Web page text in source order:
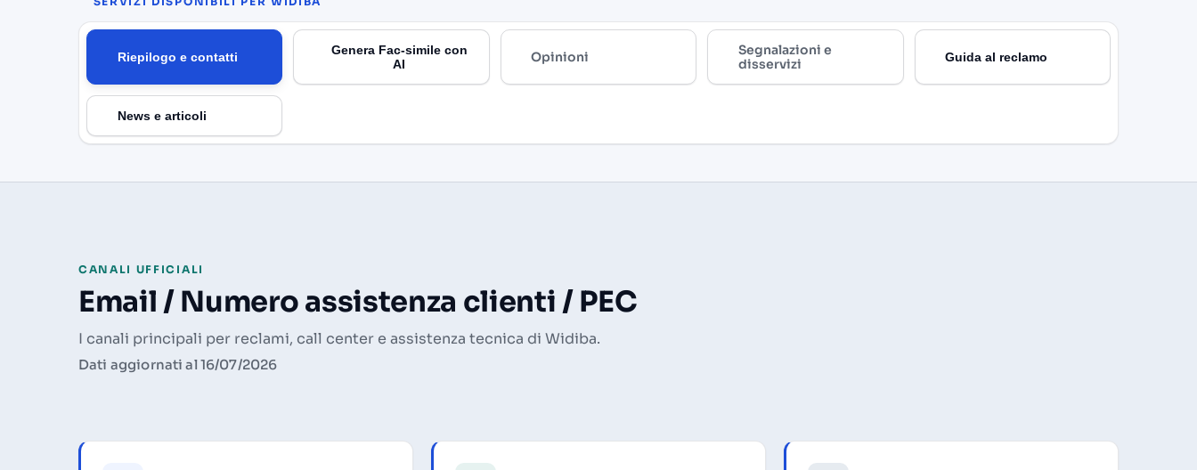
Riepilogo e contatti
Genera Fac-simile con
AI
Opinioni
Segnalazioni e
disservizi
Guida al reclamo
News e articoli
CANALI UFFICIALI
Email / Numero assistenza clienti / PEC
I canali principali per reclami, call center e assistenza tecnica di Widiba.
Dati aggiornati al 16/07/2026